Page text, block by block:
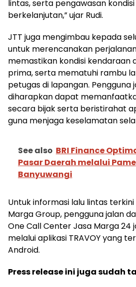
lintas, serta pengawasan
berkelanjutan,” ujar Rudi.
JTT juga mengimbau kepada
untuk merencanakan
memastikan kondisi kendaraan
prima, serta mematuhi rambu
petugas di lapangan. Pengguna
diharapkan dapat
secara bijak serta beristirahat
guna menjaga keselamatan
See also BRI Finance
Pasar Daerah melalui
Banyuwangi
Untuk informasi lalu lintas
Marga Group, pengguna jalan
One Call Center Jasa Marga 24
melalui aplikasi TRAVOY yang
Android.
Press release ini juga sudah